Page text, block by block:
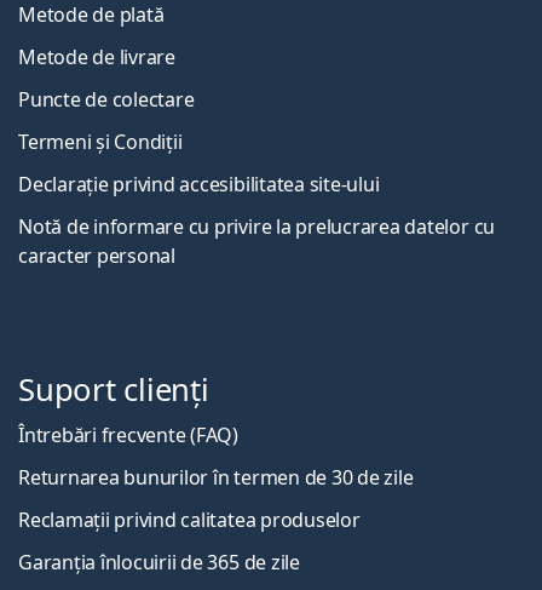
Metode de plată
Metode de livrare
Puncte de colectare
Termeni și Condiții
Declarație privind accesibilitatea site-ului
Notă de informare cu privire la prelucrarea datelor cu
caracter personal
Suport clienți
Întrebări frecvente (FAQ)
Returnarea bunurilor în termen de 30 de zile
Reclamații privind calitatea produselor
Garanția înlocuirii de 365 de zile